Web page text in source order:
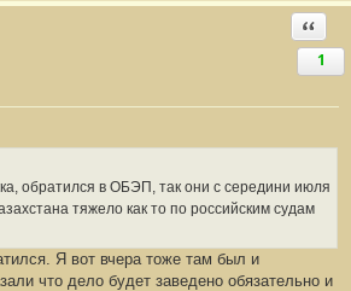
1
обратился в ОБЭП, так они с середини июля
тяжело как то по российским судам
Я вот вчера тоже там был и
что дело будет заведено обязательно и